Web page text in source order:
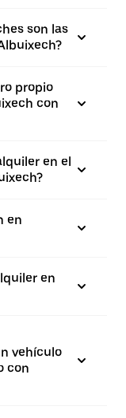
son las
propio
con
en el
en
en
vehículo
con